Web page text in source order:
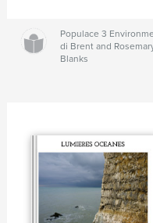
Populace 3
di Brent and
Blanks